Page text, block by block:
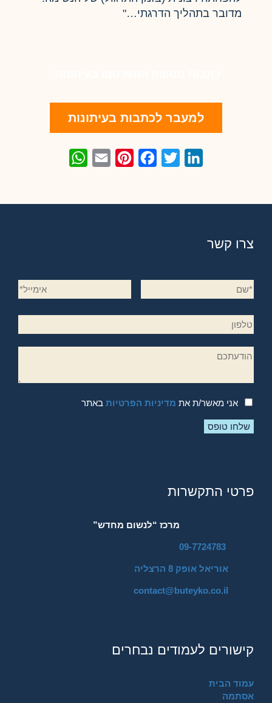
מדובר בתהליך הדרגתי…"
למעבר לכתבות בעיתונות
LinkedIn
Twitter
Facebook
Pinterest
Email
WhatsApp
צרו קשר
אני מאשר/ת את מדיניות הפרטיות באתר
פרטי התקשרות
מרכז “לנשום מחדש”
09-7724783
אוריאל אופק 8 הרצליה
contact@buteyko.co.il
קישורים לעמודים נבחרים
עמוד הבית
אסתמה